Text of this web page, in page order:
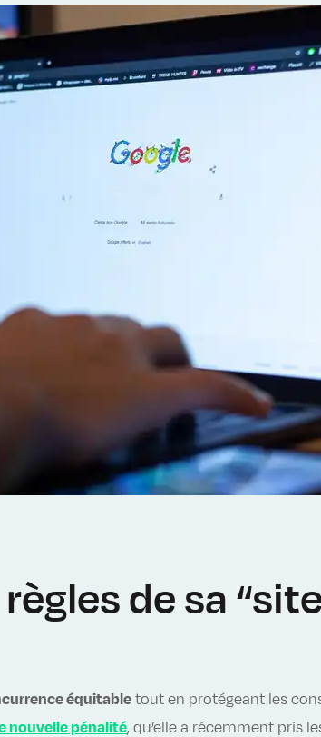
de sa
équitable tout en protégeant les
nouvelle pénalité, qu’elle a récemment pris